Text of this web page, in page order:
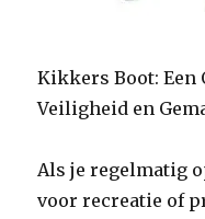
Kikkers Boot: Een
Veiligheid en
Als je regelmatig
voor recreatie of